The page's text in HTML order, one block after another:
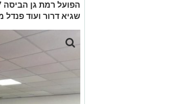
שגיא דרור ועוד פנדל